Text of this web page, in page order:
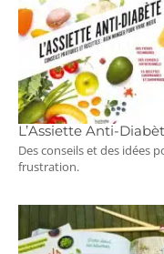
L’Assiette Anti-
Des conseils et des idées
frustration.